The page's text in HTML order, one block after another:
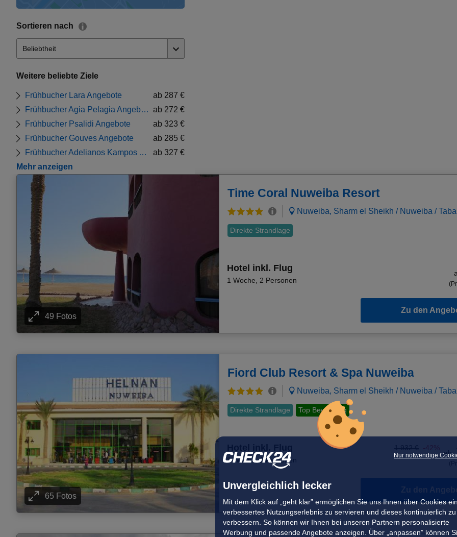
Nur notwendige
Unvergleichlich lecker
Mit dem Klick auf „geht klar” ermöglichen Sie uns Ihnen über Cookies
verbessertes Nutzungserlebnis zu servieren und dieses kontinuierlich zu
verbessern. So können wir Ihnen bei unseren Partnern personalisierte
Werbung und passende Angebote anzeigen. Über „anpassen” können
Sortieren nach
Weitere beliebte Ziele
Frühbucher Lara Angebote
ab 287 €
Frühbucher Agia Pelagia Angebote ab 272 €
Frühbucher Psalidi Angebote
ab 323 €
Frühbucher Gouves Angebote
ab 285 €
Frühbucher Adelianos Kampos Angebote
ab 327 €
Mehr anzeigen
49 Fotos
Time Coral Nuweiba Resort
Nuweiba, Sharm el Sheikh / Nuweiba / Taba
Direkte Strandlage
Hotel inkl. Flug
1 Woche 2 Personen
Zu den
65 Fotos
Fiord Club Resort & Spa Nuweiba
Nuweiba, Sharm el Sheikh / Nuweiba / Taba
Direkte Strandlage Top Bewertung
1 Woche,2 Personen
-42%
ab
Zu den